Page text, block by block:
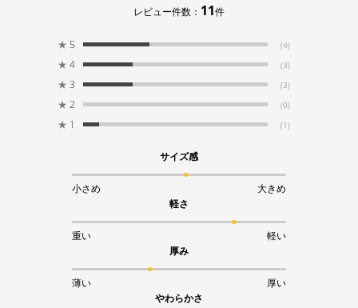
レビュー件数： 11件
★ 5 (4)
★ 4 (3)
★ 3 (3)
★ 2 (0)
★ 1 (1)
サイズ感
小さめ
大きめ
軽さ
重い
軽い
厚み
薄い
厚い
やわらかさ